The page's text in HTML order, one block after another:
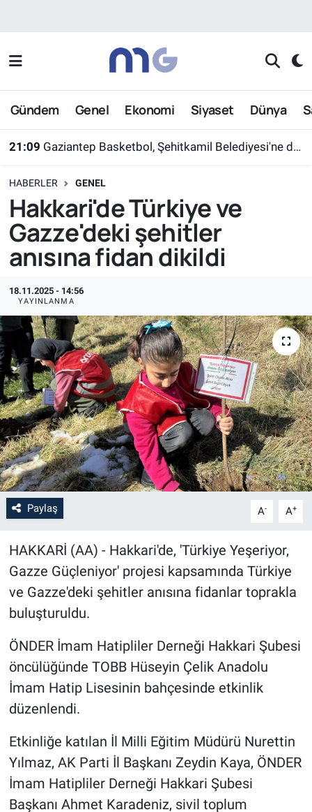
Gündem Genel Ekonomi Siyaset Dünya
21:09 Gaziantep Basketbol, Şehitkamil Belediyesi'ne devredildi
HABERLER GENEL
Hakkari'de Türkiye ve
Gazze'deki şehitler
anısına fidan dikildi
18.11.2025 - 14:56
YAYINLANMA
Paylaş A- A+
HAKKARİ (AA) - Hakkari'de, 'Türkiye Yeşeriyor,
Gazze Güçleniyor' projesi kapsamında Türkiye
ve Gazze'deki şehitler anısına fidanlar toprakla
buluşturuldu.
ÖNDER İmam Hatipliler Derneği Hakkari Şubesi
öncülüğünde TOBB Hüseyin Çelik Anadolu
İmam Hatip Lisesinin bahçesinde etkinlik
düzenlendi.
Etkinliğe katılan İl Milli Eğitim Müdürü Nurettin
Yılmaz, AK Parti İl Başkanı Zeydin Kaya, ÖNDER
İmam Hatipliler Derneği Hakkari Şubesi
Başkanı Ahmet Karadeniz, sivil toplum
Nöbetçi Eczaneler
Hava Durumu
Süper Lig Puan Durumu ve Fikstür
Tüm Manşetler
Son Dakika Haberleri
Haber Arşivi